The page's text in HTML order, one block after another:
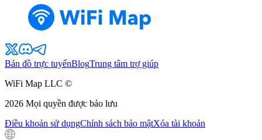
Bản đồ trực tuyếnBlogTrung tâm trợ giúp
WiFi Map LLC ©
2026 Mọi quyền được bảo lưu
Điều khoản sử dụngChính sách bảo mậtXóa tài khoản